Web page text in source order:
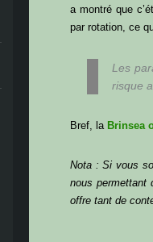
a montré que
par rotation, ce
Les
risque
Bref, la Brinsea
Nota : Si vous
nous permettant
offre tant de